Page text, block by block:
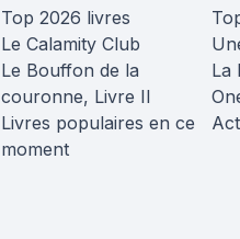
Top 2026 livres
Le Calamity Club
Le Bouffon de la
couronne, Livre II
Livres populaires en ce
moment
La